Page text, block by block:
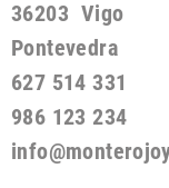
36203 Vigo
Pontevedra
627 514 331
986 123 234